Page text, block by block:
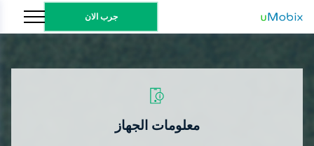
جرب الان
معلومات الجهاز